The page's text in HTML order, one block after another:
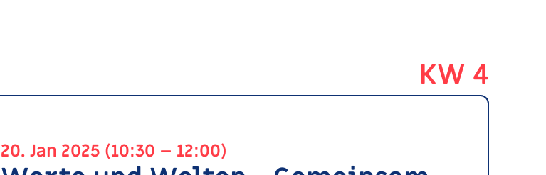
KW 4
20. Jan 2025 (10:30 – 12:00)